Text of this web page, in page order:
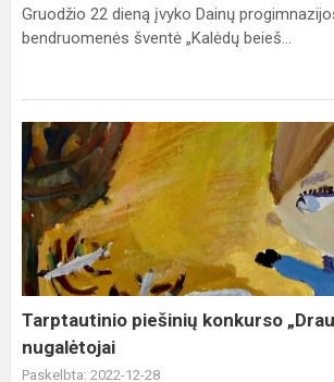
Gruodžio 22 dieną įvyko Dainų
bendruomenės šventė „Kalėdų beieš...
Tarptautinio
piešinių
konkurso
„Draugo
diena“
nugalėtojai
Tarptautinio piešinių konkurso
nugalėtojai
Paskelbta: 2022-12-28